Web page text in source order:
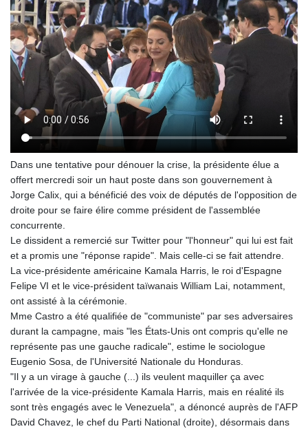
Dans une tentative pour dénouer la crise, la présidente élue a
offert mercredi soir un haut poste dans son gouvernement à
Jorge Calix, qui a bénéficié des voix de députés de l'opposition de
droite pour se faire élire comme président de l'assemblée
concurrente.
Le dissident a remercié sur Twitter pour "l'honneur" qui lui est fait
et a promis une "réponse rapide". Mais celle-ci se fait attendre.
La vice-présidente américaine Kamala Harris, le roi d'Espagne
Felipe VI et le vice-président taïwanais William Lai, notamment,
ont assisté à la cérémonie.
Mme Castro a été qualifiée de "communiste" par ses adversaires
durant la campagne, mais "les États-Unis ont compris qu'elle ne
représente pas une gauche radicale", estime le sociologue
Eugenio Sosa, de l'Université Nationale du Honduras.
"Il y a un virage à gauche (...) ils veulent maquiller ça avec
l'arrivée de la vice-présidente Kamala Harris, mais en réalité ils
sont très engagés avec le Venezuela", a dénoncé auprès de l'AFP
David Chavez, le chef du Parti National (droite), désormais dans